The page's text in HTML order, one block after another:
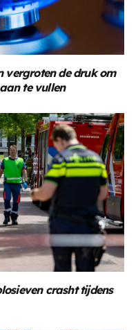
vergroten de druk om
te vullen
crasht tijdens